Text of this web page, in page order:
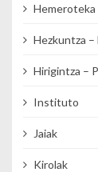
Hemeroteka
Hezkuntza –
Hirigintza –
Instituto
Jaiak
Kirolak